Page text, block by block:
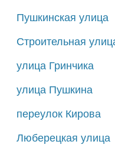
Пушкинская улица
Строительная
улица Гринчика
улица Пушкина
переулок Кирова
Люберецкая улица